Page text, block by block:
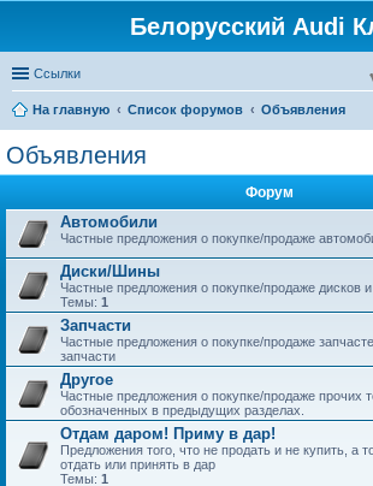
Белорусский Audi
Ссылки
На главную Список форумов
Объявления
Объявления
Форум
Автомобили
Частные предложения о покупке/продаже
Диски/Шины
Частные предложения о покупке/продаже дисков
Темы: 1
Запчасти
Частные предложения о покупке/продаже
запчасти
Другое
Частные предложения о покупке/продаже прочих
обозначенных в предыдущих разделах.
Отдам даром! Приму в дар!
Предложения того, что не продать и не купить, а
отдать или принять в дар
Темы: 1